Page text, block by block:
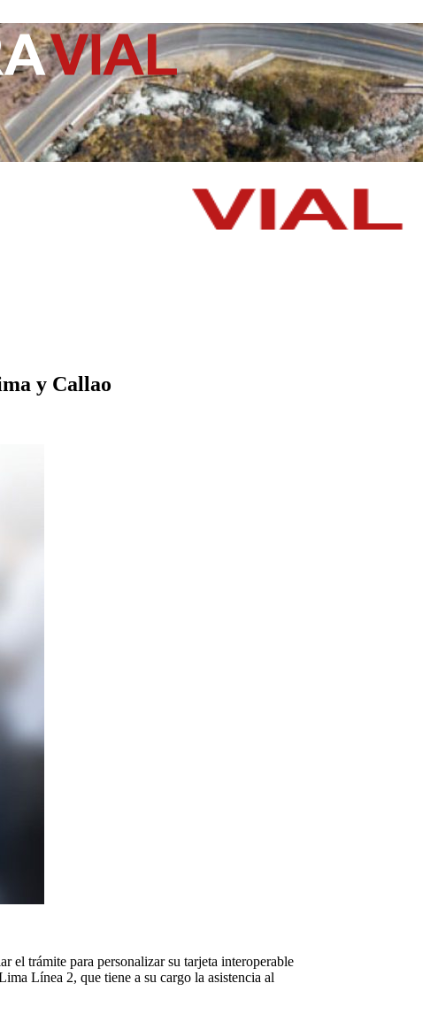
y Callao
trámite para personalizar su tarjeta interoperable
Línea 2, que tiene a su cargo la asistencia al